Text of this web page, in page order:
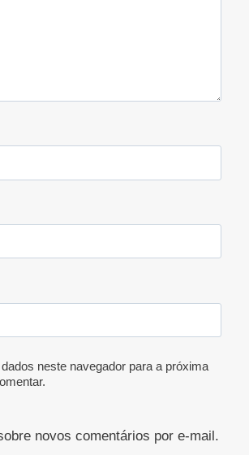
neste navegador para a próxima
novos comentários por e-mail.